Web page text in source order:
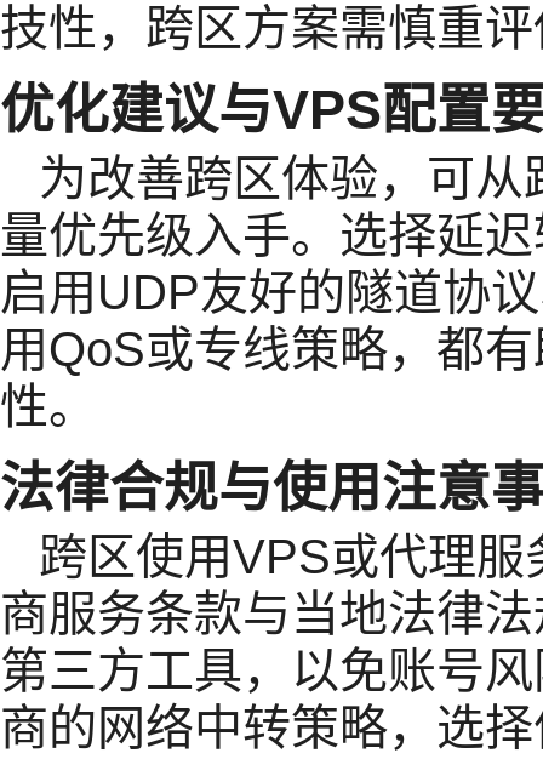
技性，跨区方案需慎重
优化建议与VPS配置
为改善跨区体验，可
量优先级入手。选择延
启用UDP友好的隧道协
用QoS或专线策略，都
性。
法律合规与使用注意
跨区使用VPS或代理
商服务条款与当地法律
第三方工具，以免账号
商的网络中转策略，选